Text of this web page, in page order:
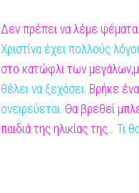
Δεν πρέπει να λέμε ψέματα.
Χριστίνα έχει πολλούς
στο κατώφλι των
θέλει να ξεχάσει. Βρήκε
ονειρεύεται. Θα βρεθεί
παιδιά της ηλικίας της... Τι